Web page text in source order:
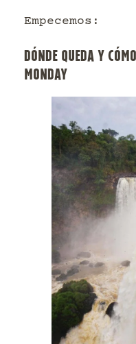
Empecemos:
DÓNDE QUEDA Y
MONDAY